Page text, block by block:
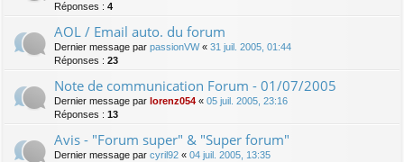
Réponses : 4
AOL / Email auto. du forum
Dernier message par passionVW« 31 juil. 2005, 01:44
Réponses : 23
Note de communication Forum - 01/07/2005
Dernier message par lorenz054 « 05 juil. 2005, 23:16
Réponses : 13
Avis - "Forum super" & "Super forum"
Dernier message par cyril92 « 04 juil. 2005, 13:35